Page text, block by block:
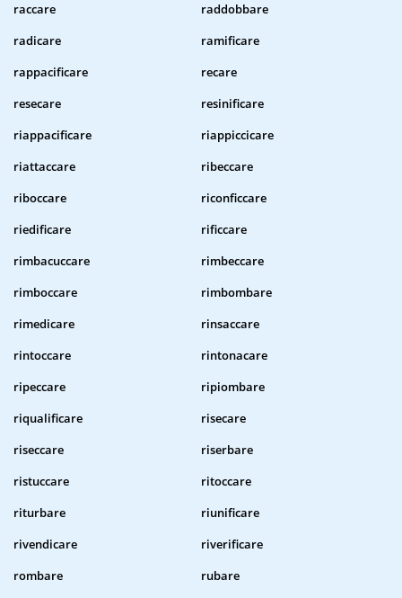
raccare
raddobbare
radicare
ramificare
rappacificare
recare
resecare
resinificare
riappacificare
riappiccicare
riattaccare
ribeccare
riboccare
riconficcare
riedificare
rificcare
rimbacuccare
rimbeccare
rimboccare
rimbombare
rimedicare
rinsaccare
rintoccare
rintonacare
ripeccare
ripiombare
riqualificare
risecare
riseccare
riserbare
ristuccare
ritoccare
riturbare
riunificare
rivendicare
riverificare
rombare
rubare